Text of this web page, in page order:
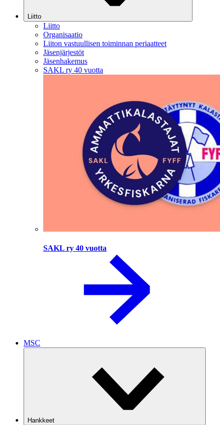
Liitto
Liitto
Organisaatio
Liiton vastuullisen toiminnan periaatteet
Jäsenjärjestöt
Jäsenhakemus
SAKL ry 40 vuotta
SAKL ry 40 vuotta
MSC
Hankkeet